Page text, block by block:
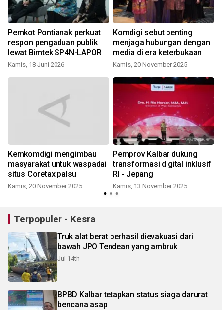
Pemkot Pontianak perkuat
respon pengaduan publik
lewat Bimtek SP4N-LAPOR
Kamis, 18 Juni 2026
Komdigi sebut penting
menjaga hubungan dengan
media di era keterbukaan
Kamis, 20 November 2025
Kemkomdigi mengimbau
masyarakat untuk waspadai
situs Coretax palsu
Kamis, 20 November 2025
Pemprov Kalbar dukung
transformasi digital inklusif
RI - Jepang
Kamis, 13 November 2025
Terpopuler - Kesra
Truk alat berat berhasil dievakuasi dari
bawah JPO Tendean yang ambruk
Jul 14th
BPBD Kalbar tetapkan status siaga darurat
bencana asap